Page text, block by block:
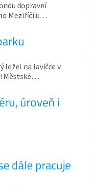
dopravní
Meziříčí u…
ležel na lavičce v
Městské…
úroveň i
dále pracuje